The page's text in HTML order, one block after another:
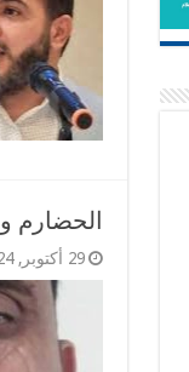
الحضارم
29 أكتوبر, 2024